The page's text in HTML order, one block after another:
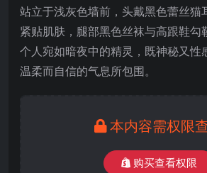
站立于浅灰色墙前，头戴黑色蕾丝猫
紧贴肌肤，腿部黑色丝袜与高跟鞋勾
个人宛如暗夜中的精灵，既神秘又性
温柔而自信的气息所包围。
本内容需权限
购买查看权限